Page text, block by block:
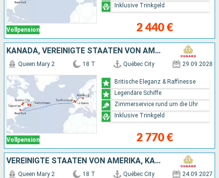
Vollpension 2 440 €
Inklusive Trinkgeld
KANADA, VEREINIGTE STAATEN VON AMERIKA, FRANKREICH, DEUTSCHLAND
Vollpension
Queen Mary 2 18 T Québec City 29.09.2028
2 770 €
Britische Eleganz & Raffinesse
Legendäre Schiffe
Zimmerservice rund um die Uhr
Inklusive Trinkgeld
VEREINIGTE STAATEN VON AMERIKA, KANADA, BELGIEN, DEUTSCHLAND
Queen Mary 2 18 T Québec City 24.09.2027